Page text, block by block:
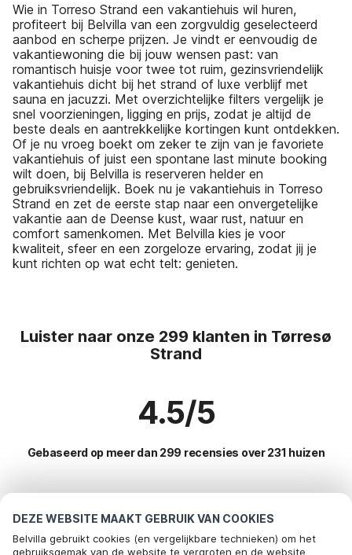
DEZE WEBSITE MAAKT GEBRUIK VAN COOKIES
Belvilla gebruikt cookies (en vergelijkbare technieken) om het
gebruiksgemak van de website te vergroten en de website
Wie in Torreso Strand een vakantiehuis wil huren,
profiteert bij Belvilla van een zorgvuldig geselecteerd
aanbod en scherpe prijzen. Je vindt er eenvoudig de
vakantiewoning die bij jouw wensen past: van
romantisch huisje voor twee tot ruim, gezinsvriendelijk
vakantiehuis dicht bij het strand of luxe verblijf met
sauna en jacuzzi. Met overzichtelijke filters vergelijk je
snel voorzieningen, ligging en prijs, zodat je altijd de
beste deals en aantrekkelijke kortingen kunt ontdekken.
Of je nu vroeg boekt om zeker te zijn van je favoriete
vakantiehuis of juist een spontane last minute booking
wilt doen, bij Belvilla is reserveren helder en
gebruiksvriendelijk. Boek nu je vakantiehuis in Torreso
Strand en zet de eerste stap naar een onvergetelijke
vakantie aan de Deense kust, waar rust, natuur en
comfort samenkomen. Met Belvilla kies je voor
kwaliteit, sfeer en een zorgeloze ervaring, zodat jij je
kunt richten op wat echt telt: genieten.
Luister naar onze 299 klanten in Tørresø
Strand
4.5/5
Gebaseerd op meer dan 299 recensies over 231 huizen
Meest populaire bestemmingen voor
vakantie